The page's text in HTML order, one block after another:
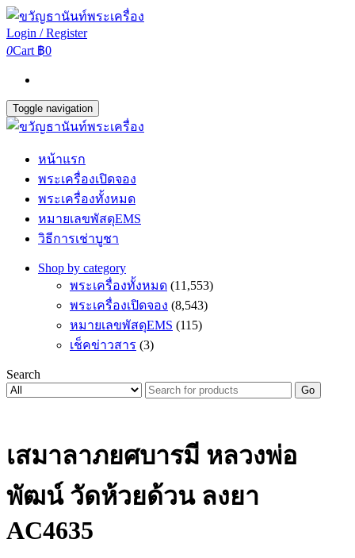
Login / Register
0Cart ฿0
Toggle navigation
หน้าแรก
พระเครื่องเปิดจอง
พระเครื่องทั้งหมด
หมายเลขพัสดุEMS
วิธีการเช่าบูชา
Shop by category
พระเครื่องทั้งหมด (11,553)
พระเครื่องเปิดจอง (8,543)
หมายเลขพัสดุEMS (115)
เช็คข่าวสาร (3)
Search
Go
เสมาลาภยศบารมี หลวงพ่อ
พัฒน์ วัดห้วยด้วน ลงยา
AC4635